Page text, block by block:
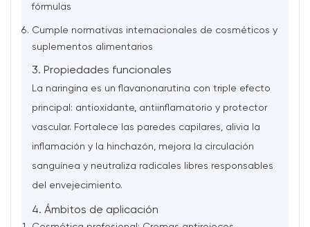
fórmulas
Cumple normativas internacionales de cosméticos y
suplementos alimentarios
3. Propiedades funcionales
La naringina es un flavanonarutina con triple efecto
principal: antioxidante, antiinflamatorio y protector
vascular. Fortalece las paredes capilares, alivia la
inflamación y la hinchazón, mejora la circulación
sanguínea y neutraliza radicales libres responsables
del envejecimiento.
4. Ámbitos de aplicación